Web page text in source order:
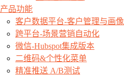
产品功能
客户数据平台-客户管理与画像
跨平台-场景营销自动化
微信-Hubspot集成版本
二维码&个性化菜单
精准推送 A/B测试